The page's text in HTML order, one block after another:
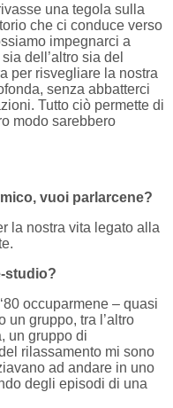
una tegola sulla
che ci conduce verso
impegnarci a
dell’altro sia del
per risvegliare la nostra
senza abbatterci
Tutto ciò permette di
modo sarebbero
vuoi parlarcene?
la nostra vita legato alla
studio?
occuparmene – quasi
un gruppo, tra l’altro
un gruppo di
rilassamento mi sono
ad andare in uno
degli episodi di una